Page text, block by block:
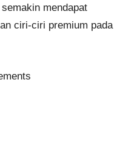
mendapat
ciri-ciri premium pada